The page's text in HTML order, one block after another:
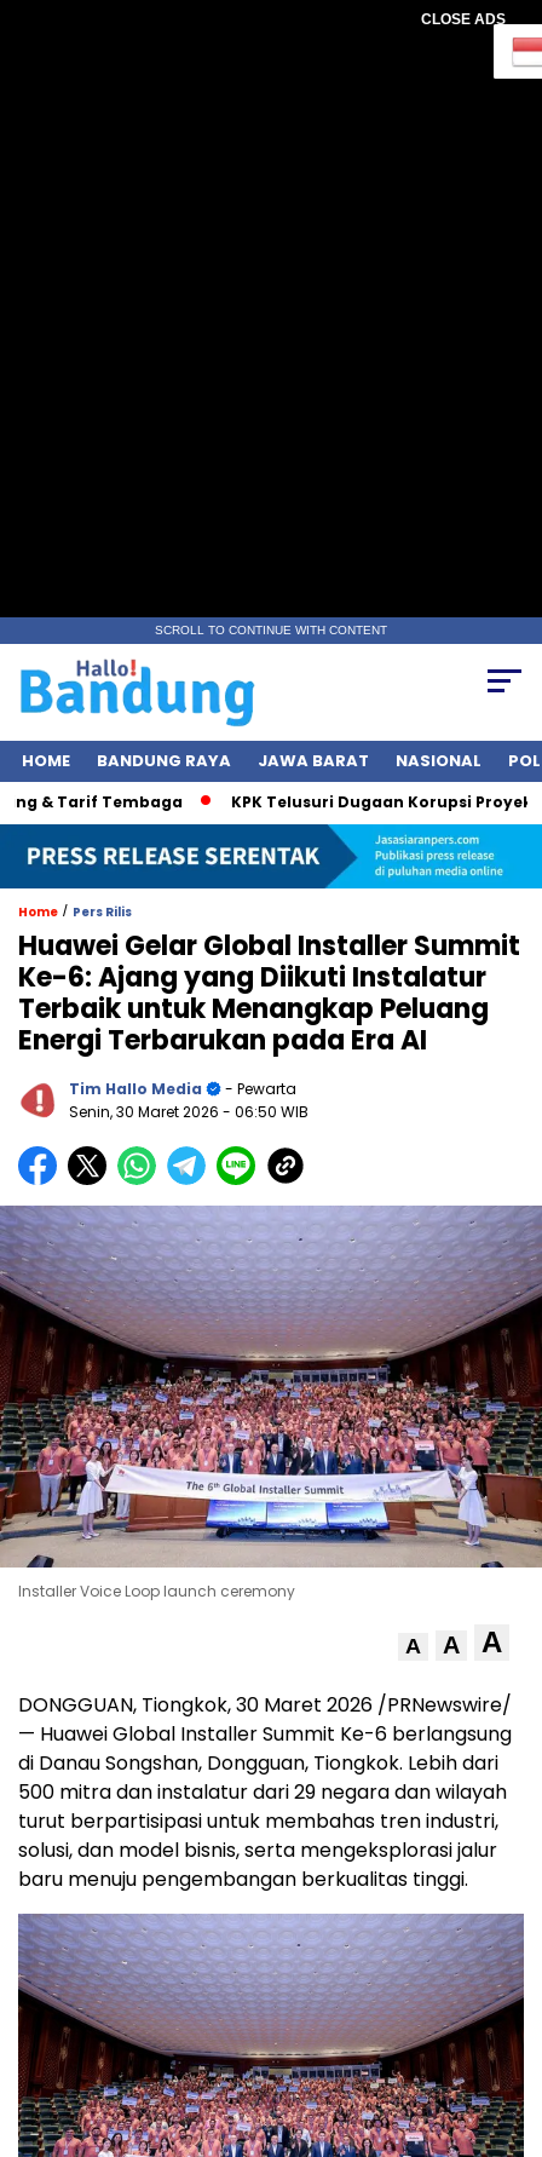
CLOSE ADS
SCROLL TO CONTINUE WITH CONTENT
HOME BANDUNG RAYA JAWA BARAT NASIONAL
Tarif Tembaga KPK Telusuri Dugaan Korupsi Proyek
Home / Pers Rilis
Huawei Gelar Global Installer Summit
Ke-6: Ajang yang Diikuti Instalatur
Terbaik untuk Menangkap Peluang
Energi Terbarukan pada Era AI
Tim Hallo Media
- Pewarta
Senin, 30 Maret 2026 - 06:50 WIB
Installer Voice Loop launch ceremony
A A A
DONGGUAN, Tiongkok, 30 Maret 2026 /PRNewswire/
— Huawei Global Installer Summit Ke-6 berlangsung
di Danau Songshan, Dongguan, Tiongkok. Lebih dari
500 mitra dan instalatur dari 29 negara dan wilayah
turut berpartisipasi untuk membahas tren industri,
solusi, dan model bisnis, serta mengeksplorasi jalur
baru menuju pengembangan berkualitas tinggi.